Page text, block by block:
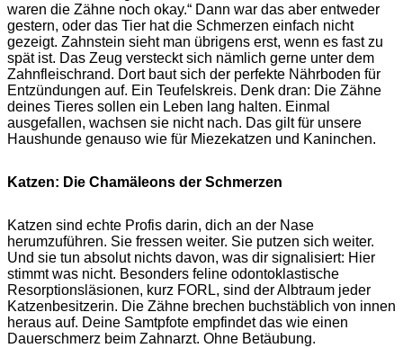
waren die Zähne noch okay.“ Dann war das aber entweder
gestern, oder das Tier hat die Schmerzen einfach nicht
gezeigt. Zahnstein sieht man übrigens erst, wenn es fast zu
spät ist. Das Zeug versteckt sich nämlich gerne unter dem
Zahnfleischrand. Dort baut sich der perfekte Nährboden für
Entzündungen auf. Ein Teufelskreis. Denk dran: Die Zähne
deines Tieres sollen ein Leben lang halten. Einmal
ausgefallen, wachsen sie nicht nach. Das gilt für unsere
Haushunde genauso wie für Miezekatzen und Kaninchen.
Katzen: Die Chamäleons der Schmerzen
Katzen sind echte Profis darin, dich an der Nase
herumzuführen. Sie fressen weiter. Sie putzen sich weiter.
Und sie tun absolut nichts davon, was dir signalisiert: Hier
stimmt was nicht. Besonders feline odontoklastische
Resorptionsläsionen, kurz FORL, sind der Albtraum jeder
Katzenbesitzerin. Die Zähne brechen buchstäblich von innen
heraus auf. Deine Samtpfote empfindet das wie einen
Dauerschmerz beim Zahnarzt. Ohne Betäubung.